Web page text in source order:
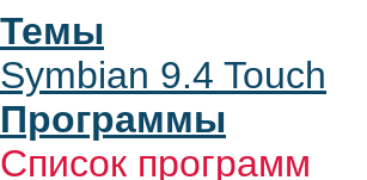
Темы
Symbian 9.4 Touch
Программы
Список программ